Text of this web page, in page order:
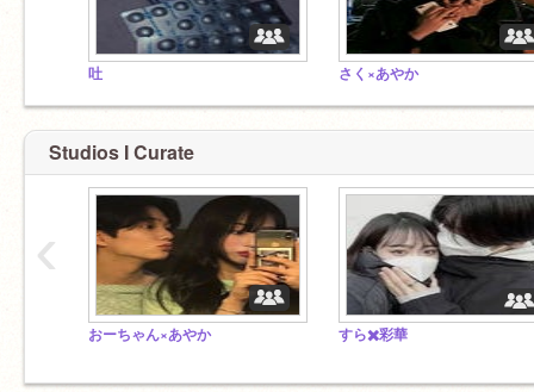
吐 さく×あやか
Studios I Curate
おーちゃん×あやか すら✖️彩華
‹